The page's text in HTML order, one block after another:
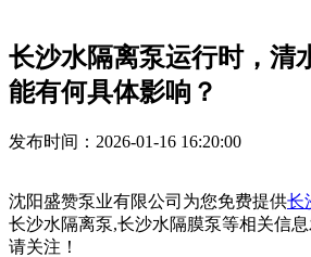
长沙水隔离泵运行时，清
能有何具体影响？
发布时间：2026-01-16 16:20:00
沈阳盛赞泵业有限公司为您免费提供长
长沙水隔离泵,长沙水隔膜泵等相关信
请关注！